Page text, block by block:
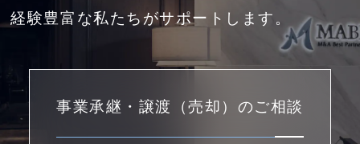
経験豊富な私たちがサポートします。
事業承継・譲渡（売却）のご相談